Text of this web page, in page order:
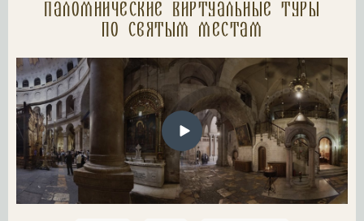
Паломнические Виртуальные туры
по святым местам